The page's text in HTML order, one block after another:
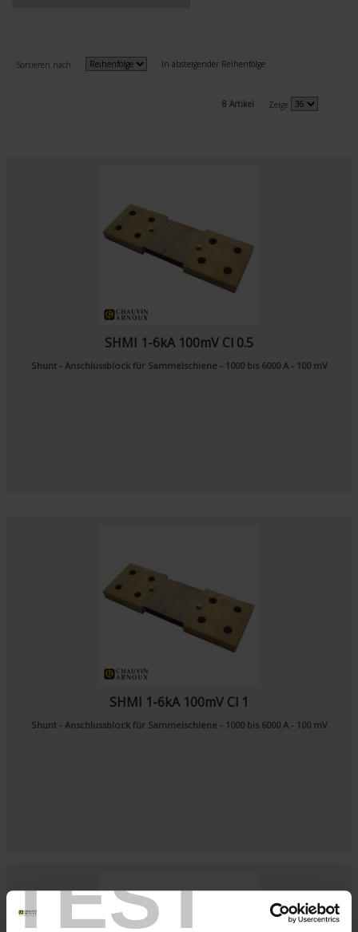
TEST
Sortieren nach In absteigender Reihenfolge
8 Artikel Zeige
SHMI 1-6kA 100mV Cl 0.5
Shunt - Anschlussblock für Sammelschiene - 1000 bis 6000 A - 100 mV
SHMI 1-6kA 100mV Cl 1
Shunt - Anschlussblock für Sammelschiene - 1000 bis 6000 A - 100 mV